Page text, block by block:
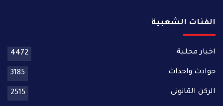
الفئات الشعبية
اخبار محلية 4472
حوادث واحداث 3185
الركن القانونى 2515